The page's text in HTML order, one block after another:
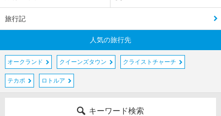
ピ
ブ
レ
ナ
旅行記
人気の旅行先
オークランド クイーンズタウン クライストチャーチ
テカポ ロトルア
キーワード検索